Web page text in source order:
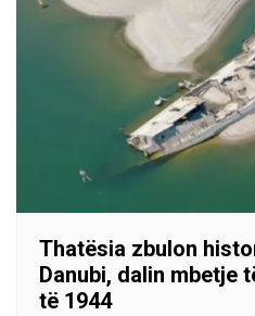
Thatësia zbulon
Danubi, dalin mbetje
të 1944